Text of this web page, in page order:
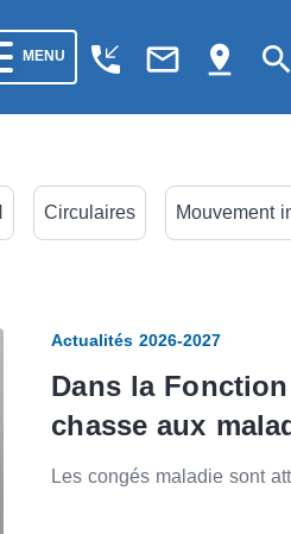
MENU phone_callback mail_outline pin_drop search
Circulaires Mouvement
Actualités 2026-2027
Dans la
chasse aux
Les congés maladie sont